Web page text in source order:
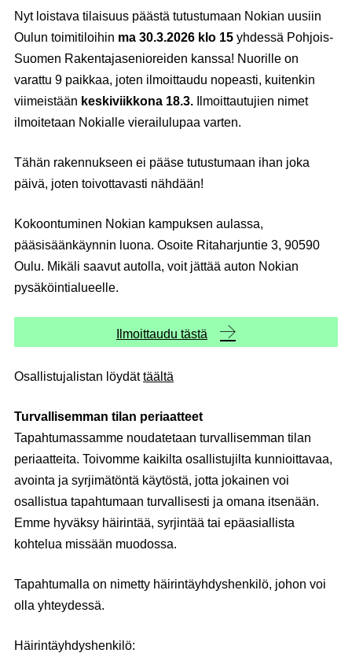
Nyt loistava tilaisuus päästä tutustumaan Nokian uusiin
Oulun toimitiloihin ma 30.3.2026 klo 15 yhdessä Pohjois-
Suomen Rakentajasenioreiden kanssa! Nuorille on
varattu 9 paikkaa, joten ilmoittaudu nopeasti, kuitenkin
viimeistään keskiviikkona 18.3. Ilmoittautujien nimet
ilmoitetaan Nokialle vierailulupaa varten.
Tähän rakennukseen ei pääse tutustumaan ihan joka
päivä, joten toivottavasti nähdään!
Kokoontuminen Nokian kampuksen aulassa,
pääsisäänkäynnin luona. Osoite Ritaharjuntie 3, 90590
Oulu. Mikäli saavut autolla, voit jättää auton Nokian
pysäköintialueelle.
Ilmoittaudu tästä
Osallistujalistan löydättäältä
Turvallisemman tilan periaatteet
Tapahtumassamme noudatetaan turvallisemman tilan
periaatteita. Toivomme kaikilta osallistujilta kunnioittavaa,
avointa ja syrjimätöntä käytöstä, jotta jokainen voi
osallistua tapahtumaan turvallisesti ja omana itsenään.
Emme hyväksy häirintää, syrjintää tai epäasiallista
kohtelua missään muodossa.
Tapahtumalla on nimetty häirintäyhdyshenkilö, johon voi
olla yhteydessä.
Häirintäyhdyshenkilö: